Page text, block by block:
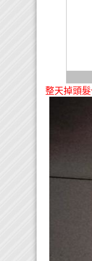
整天掉頭